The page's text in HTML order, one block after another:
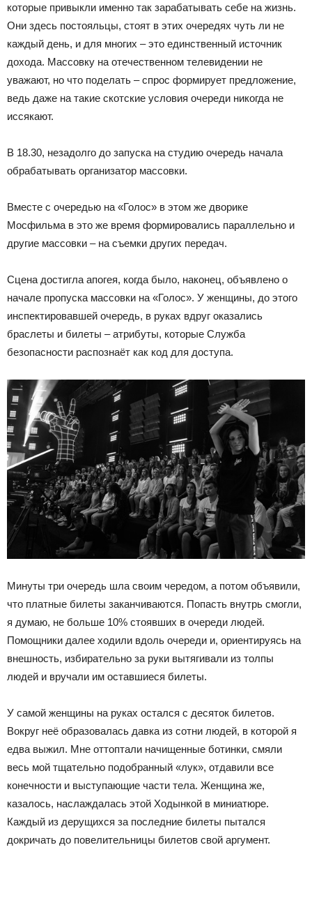
которые привыкли именно так зарабатывать себе на жизнь.
Они здесь постояльцы, стоят в этих очередях чуть ли не
каждый день, и для многих – это единственный источник
дохода. Массовку на отечественном телевидении не
уважают, но что поделать – спрос формирует предложение,
ведь даже на такие скотские условия очереди никогда не
иссякают.
В 18.30, незадолго до запуска на студию очередь начала
обрабатывать организатор массовки.
Вместе с очередью на «Голос» в этом же дворике
Мосфильма в это же время формировались параллельно и
другие массовки – на съемки других передач.
Сцена достигла апогея, когда было, наконец, объявлено о
начале пропуска массовки на «Голос». У женщины, до этого
инспектировавшей очередь, в руках вдруг оказались
браслеты и билеты – атрибуты, которые Служба
безопасности распознаёт как код для доступа.
Минуты три очередь шла своим чередом, а потом объявили,
что платные билеты заканчиваются. Попасть внутрь смогли,
я думаю, не больше 10% стоявших в очереди людей.
Помощники далее ходили вдоль очереди и, ориентируясь на
внешность, избирательно за руки вытягивали из толпы
людей и вручали им оставшиеся билеты.
У самой женщины на руках остался с десяток билетов.
Вокруг неё образовалась давка из сотни людей, в которой я
едва выжил. Мне оттоптали начищенные ботинки, смяли
весь мой тщательно подобранный «лук», отдавили все
конечности и выступающие части тела. Женщина же,
казалось, наслаждалась этой Ходынкой в миниатюре.
Каждый из дерущихся за последние билеты пытался
докричать до повелительницы билетов свой аргумент.